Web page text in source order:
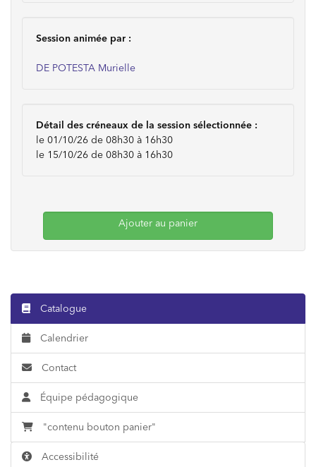
Session animée par :
DE POTESTA Murielle
Détail des créneaux de la session sélectionnée :
le 01/10/26 de 08h30 à 16h30
le 15/10/26 de 08h30 à 16h30
Ajouter au panier
Catalogue
Calendrier
Contact
Équipe pédagogique
"contenu bouton panier"
Accessibilité